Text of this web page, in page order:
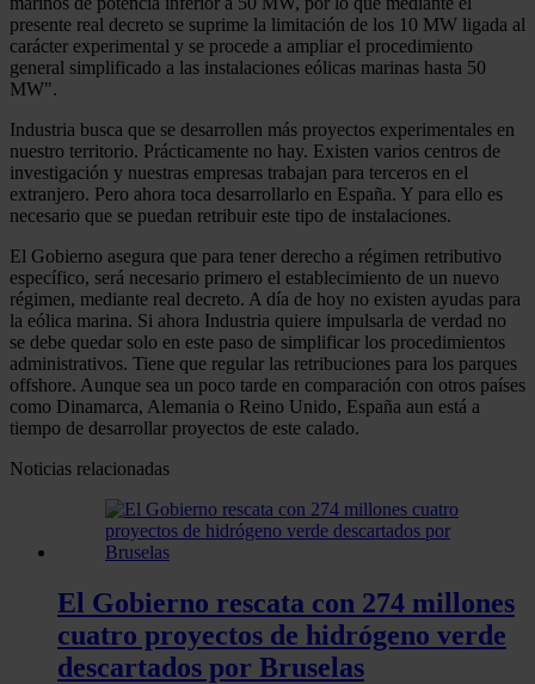
presente real decreto se suprime la limitación de los 10 MW ligada al
carácter experimental y se procede a ampliar el procedimiento
general simplificado a las instalaciones eólicas marinas hasta 50
MW".
Industria busca que se desarrollen más proyectos experimentales en
nuestro territorio. Prácticamente no hay. Existen varios centros de
investigación y nuestras empresas trabajan para terceros en el
extranjero. Pero ahora toca desarrollarlo en España. Y para ello es
necesario que se puedan retribuir este tipo de instalaciones.
El Gobierno asegura que para tener derecho a régimen retributivo
específico, será necesario primero el establecimiento de un nuevo
régimen, mediante real decreto. A día de hoy no existen ayudas para
la eólica marina. Si ahora Industria quiere impulsarla de verdad no
se debe quedar solo en este paso de simplificar los procedimientos
administrativos. Tiene que regular las retribuciones para los parques
offshore. Aunque sea un poco tarde en comparación con otros países
como Dinamarca, Alemania o Reino Unido, España aun está a
tiempo de desarrollar proyectos de este calado.
Noticias relacionadas
El Gobierno rescata con 274 millones
cuatro proyectos de hidrógeno verde
descartados por Bruselas